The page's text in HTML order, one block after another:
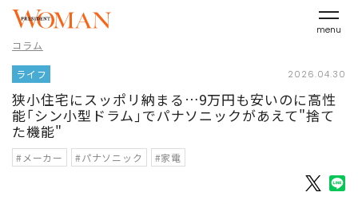
menu
コラム
ライフ 2026.04.30
狭小住宅にスッポリ納まる…9万円も安いのに高性
能｢シン小型ドラム｣でパナソニックがあえて"捨て
た機能"
#メーカー #パナソニック #家電